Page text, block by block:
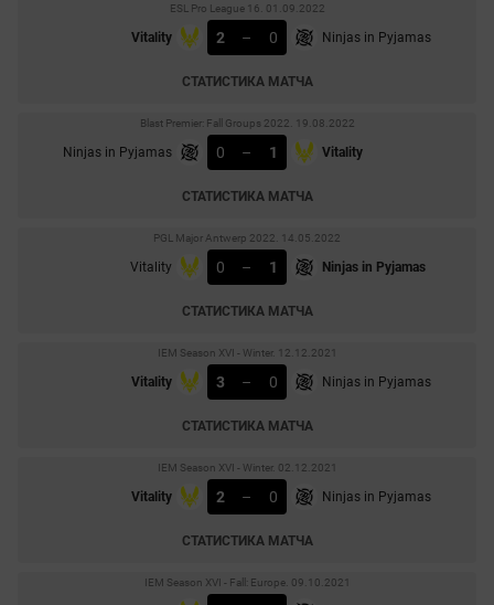
ESL Pro League 16. 01.09.2022
Vitality 2 – 0 Ninjas in Pyjamas
СТАТИСТИКА МАТЧА
Blast Premier: Fall Groups 2022. 19.08.2022
Ninjas in Pyjamas 0 – 1 Vitality
СТАТИСТИКА МАТЧА
PGL Major Antwerp 2022. 14.05.2022
Vitality 0 – 1 Ninjas in Pyjamas
СТАТИСТИКА МАТЧА
IEM Season XVI - Winter. 12.12.2021
Vitality 3 – 0 Ninjas in Pyjamas
СТАТИСТИКА МАТЧА
IEM Season XVI - Winter. 02.12.2021
Vitality 2 – 0 Ninjas in Pyjamas
СТАТИСТИКА МАТЧА
IEM Season XVI - Fall: Europe. 09.10.2021